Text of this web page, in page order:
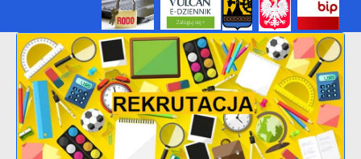
Kontakt
Archiwum